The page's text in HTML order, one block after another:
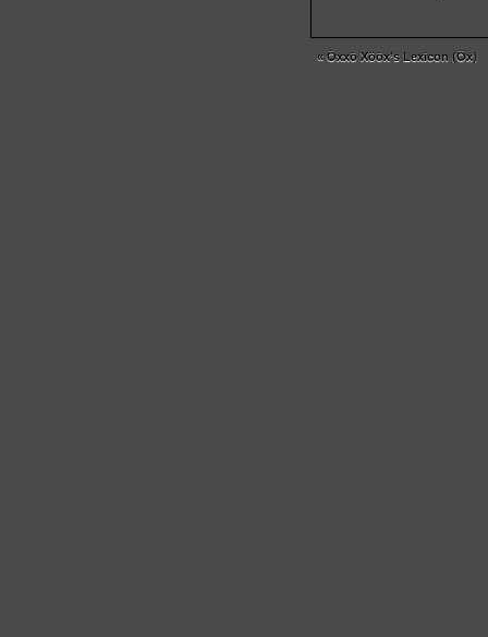
« Öxxö Xööx’s Lexicon (Öx)